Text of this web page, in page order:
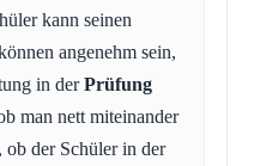
kann seinen
angenehm sein,
in derPrüfung
man nett miteinander
ob der Schüler in der